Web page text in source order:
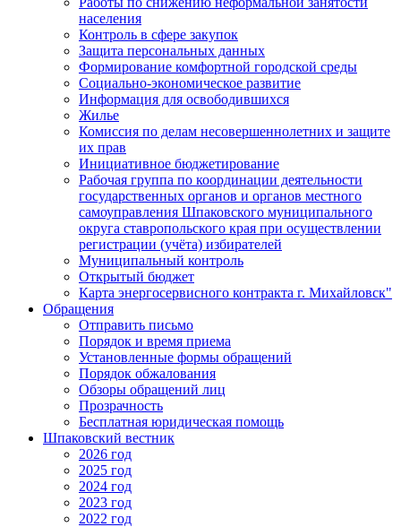
населения
Контроль в сфере закупок
Защита персональных данных
Формирование комфортной городской среды
Социально-экономическое развитие
Информация для освободившихся
Жилье
Комиссия по делам несовершеннолетних и защите
их прав
Инициативное бюджетирование
Рабочая группа по координации деятельности
государственных органов и органов местного
самоуправления Шпаковского муниципального
округа ставропольского края при осуществлении
регистрации (учёта) избирателей
Муниципальный контроль
Открытый бюджет
Карта энергосервисного контракта г. Михайловск"
Обращения
Отправить письмо
Порядок и время приема
Установленные формы обращений
Порядок обжалования
Обзоры обращений лиц
Прозрачность
Бесплатная юридическая помощь
Шпаковский вестник
2026 год
2025 год
2024 год
2023 год
2022 год